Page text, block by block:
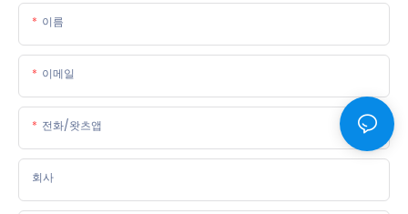
이름
이메일
전화/왓츠앱
회사